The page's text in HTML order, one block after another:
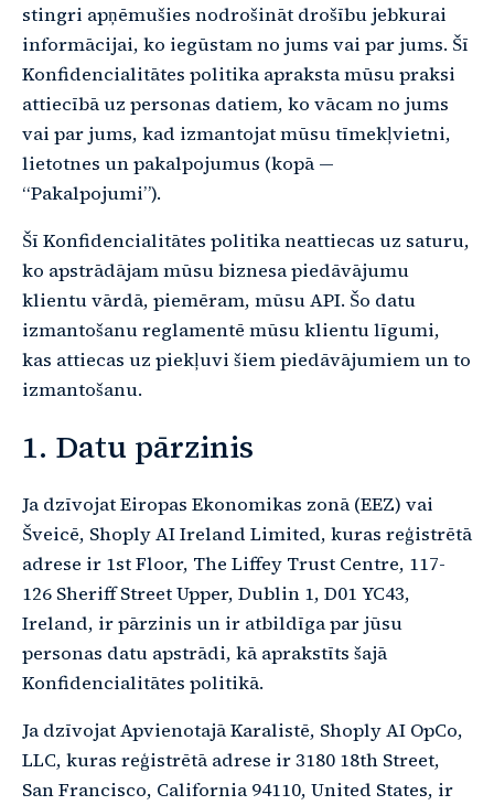
stingri apņēmušies nodrošināt drošību jebkurai
informācijai, ko iegūstam no jums vai par jums. Šī
Konfidencialitātes politika apraksta mūsu praksi
attiecībā uz personas datiem, ko vācam no jums
vai par jums, kad izmantojat mūsu tīmekļvietni,
lietotnes un pakalpojumus (kopā —
“Pakalpojumi”).
Šī Konfidencialitātes politika neattiecas uz saturu,
ko apstrādājam mūsu biznesa piedāvājumu
klientu vārdā, piemēram, mūsu API. Šo datu
izmantošanu reglamentē mūsu klientu līgumi,
kas attiecas uz piekļuvi šiem piedāvājumiem un to
izmantošanu.
1. Datu pārzinis
Ja dzīvojat Eiropas Ekonomikas zonā (EEZ) vai
Šveicē, Shoply AI Ireland Limited, kuras reģistrētā
adrese ir 1st Floor, The Liffey Trust Centre, 117-
126 Sheriff Street Upper, Dublin 1, D01 YC43,
Ireland, ir pārzinis un ir atbildīga par jūsu
personas datu apstrādi, kā aprakstīts šajā
Konfidencialitātes politikā.
Ja dzīvojat Apvienotajā Karalistē, Shoply AI OpCo,
LLC, kuras reģistrētā adrese ir 3180 18th Street,
San Francisco, California 94110, United States, ir